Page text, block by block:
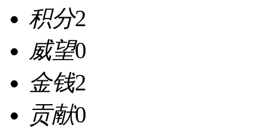
积分2
威望0
金钱2
贡献0